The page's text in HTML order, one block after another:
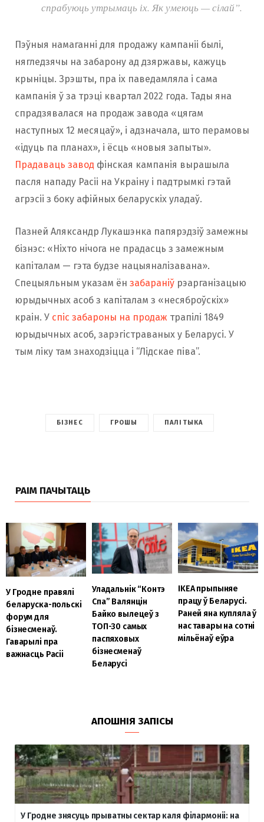
спрабуюць утрымаць іх. Як умеюць — сілай”.
Пэўныя намаганні для продажу кампаніі былі,
нягледзячы на забарону ад дзяржавы, кажуць
крыніцы. Зрэшты, пра іх паведамляла і сама
кампанія ў за трэці квартал 2022 года. Тады яна
спрадзявалася на продаж завода «цягам
наступных 12 месяцаў», і адзначала, што перамовы
«ідуць па планах», і ёсць «новыя запыты».
Прадаваць завод фінская кампанія вырашыла
пасля нападу Расіі на Украіну і падтрымкі гэтай
агрэсіі з боку афійных беларускіх уладаў.
Пазней Аляксандр Лукашэнка папярэдзіў замежны
бізнэс: «Ніхто нічога не прадасць з замежным
капіталам — гэта будзе нацыяналізавана».
Спецыяльным указам ён забараніў рэарганізацыю
юрыдычных асоб з капіталам з «несяброўскіх»
краін. У спіс забароны на продаж трапілі 1849
юрыдычных асоб, зарэгістраваных у Беларусі. У
тым ліку там знаходзіцца і “Лідскае піва”.
БІЗНЕС ГРОШЫ ПАЛІТЫКА
РАІМ ПАЧЫТАЦЬ
У Гродне правялі
беларуска-польскі
форум для
бізнесменаў.
Гаварылі пра
важнасць Расіі
Уладальнік “Контэ
Спа” Валянцін
Байко вылецеў з
ТОП-30 самых
паспяховых
бізнесменаў
Беларусі
IKEA прыпыняе
працу ў Беларусі.
Раней яна купляла ў
нас тавары на сотні
мільёнаў еўра
АПОШНІЯ ЗАПІСЫ
У Гродне знясуць прыватны сектар каля філармоніі: на